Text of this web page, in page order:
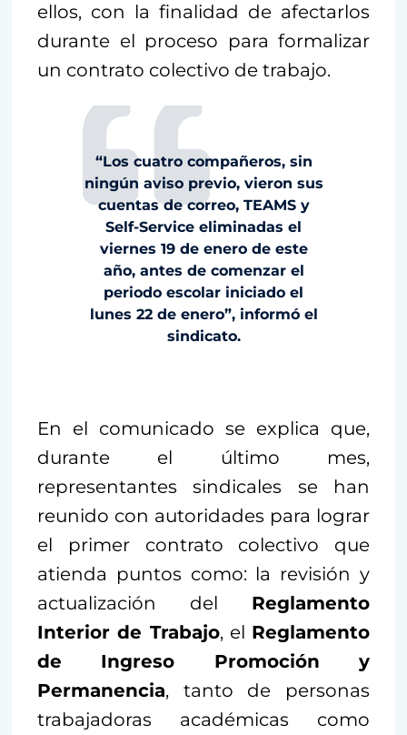
ellos, con la finalidad de afectarlos
durante el proceso para formalizar
un contrato colectivo de trabajo.
“Los cuatro compañeros, sin
ningún aviso previo, vieron sus
cuentas de correo, TEAMS y
Self-Service eliminadas el
viernes 19 de enero de este
año, antes de comenzar el
periodo escolar iniciado el
lunes 22 de enero”, informó el
sindicato.
En el comunicado se explica que,
durante el último mes,
representantes sindicales se han
reunido con autoridades para lograr
el primer contrato colectivo que
atienda puntos como: la revisión y
actualización del Reglamento
Interior de Trabajo, el Reglamento
de Ingreso Promoción y
Permanencia, tanto de personas
trabajadoras académicas como